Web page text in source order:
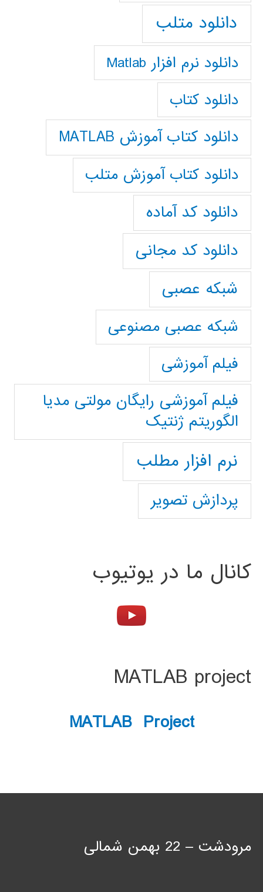
دانلود متلب
دانلود نرم افزار Matlab
دانلود کتاب
دانلود کتاب آموزش MATLAB
دانلود کتاب آموزش متلب
دانلود کد آماده
دانلود کد مجانی
شبکه عصبی
شبکه عصبی مصنوعی
فیلم آموزشی
فیلم آموزشی رایگان مولتی مدیا
الگوریتم ژنتیک
نرم افزار مطلب
پردازش تصویر
کانال ما در یوتیوب
MATLAB project
MATLAB Project
مرودشت – 22 بهمن شمالی